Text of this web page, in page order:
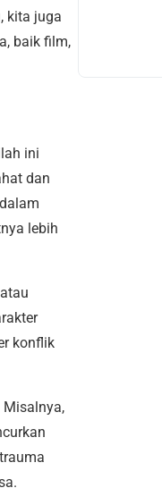
kita juga
baik film,
ini
dan
lebih
konflik